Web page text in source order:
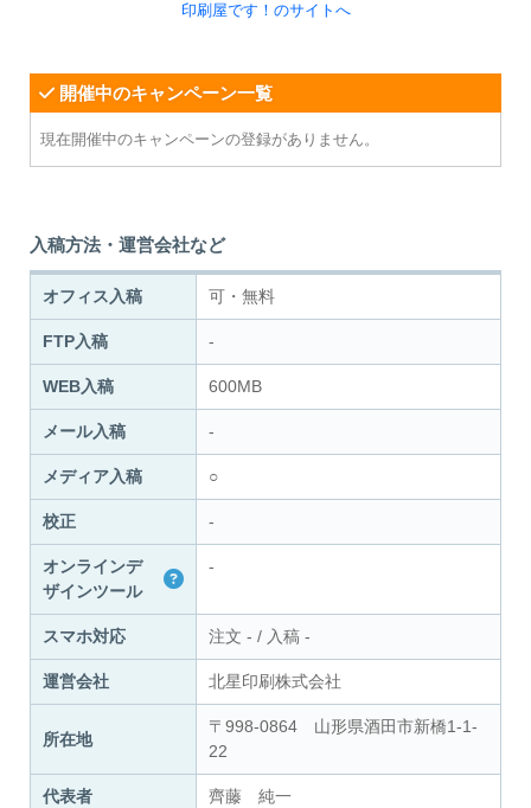
印刷屋です！のサイトへ
開催中のキャンペーン一覧
現在開催中のキャンペーンの登録がありません。
入稿方法・運営会社など
オフィス入稿 可・無料
FTP入稿 -
WEB入稿 600MB
メール入稿 -
メディア入稿 ○
校正 -
オンラインデ
ザインツール
-
スマホ対応 注文 - / 入稿 -
運営会社 北星印刷株式会社
所在地
〒998-0864 山形県酒田市新橋1-1-
22
代表者 齊藤 純一